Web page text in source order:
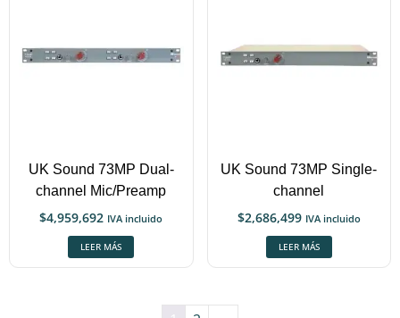
UK Sound 73MP Dual-
channel Mic/Preamp
$4,959,692 IVA incluido
LEER MÁS
UK Sound 73MP Single-
channel
$2,686,499 IVA incluido
LEER MÁS